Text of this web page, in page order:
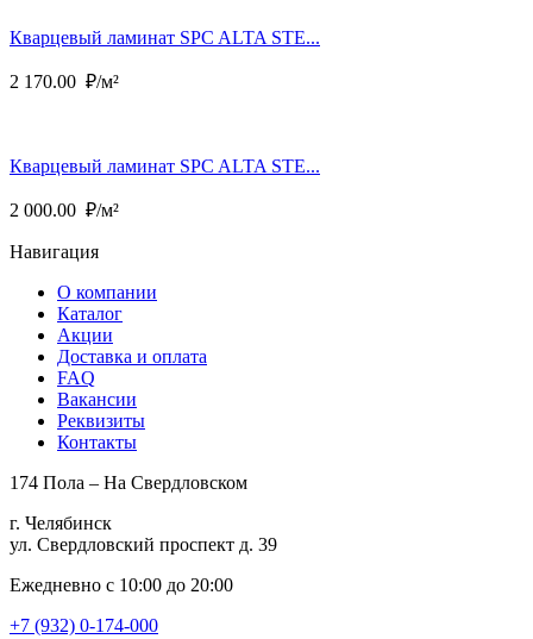
Кварцевый ламинат SPC ALTA STE...
2 170.00 ₽/м²
Кварцевый ламинат SPC ALTA STE...
2 000.00 ₽/м²
Навигация
О компании
Каталог
Акции
Доставка и оплата
FAQ
Вакансии
Реквизиты
Контакты
174 Пола – На Свердловском
г. Челябинск
ул. Свердловский проспект д. 39
Ежедневно с 10:00 до 20:00
+7 (932) 0-174-000